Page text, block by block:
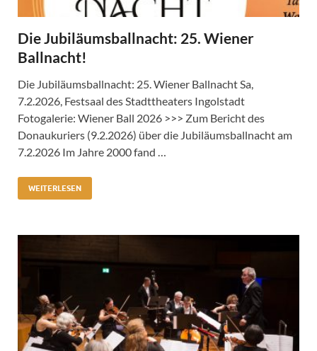
Die Jubiläumsballnacht: 25. Wiener
Ballnacht!
Die Jubiläumsballnacht: 25. Wiener Ballnacht Sa,
7.2.2026, Festsaal des Stadttheaters Ingolstadt
Fotogalerie: Wiener Ball 2026 >>> Zum Bericht des
Donaukuriers (9.2.2026) über die Jubiläumsballnacht am
7.2.2026 Im Jahre 2000 fand …
WEITERLESEN